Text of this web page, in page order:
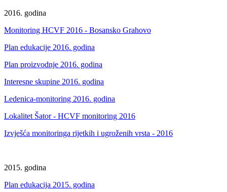
2016. godina
Monitoring HCVF 2016 - Bosansko Grahovo
Plan edukacije 2016. godina
Plan proizvodnje 2016. godina
Interesne skupine 2016. godina
Ledenica-monitoring 2016. godina
Lokalitet Šator - HCVF monitoring 2016
Izvješća monitoringa rijetkih i ugroženih vrsta - 2016
2015. godina
Plan edukacija 2015. godina